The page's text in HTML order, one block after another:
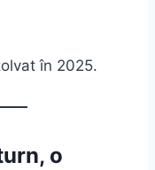
în 2025.
o